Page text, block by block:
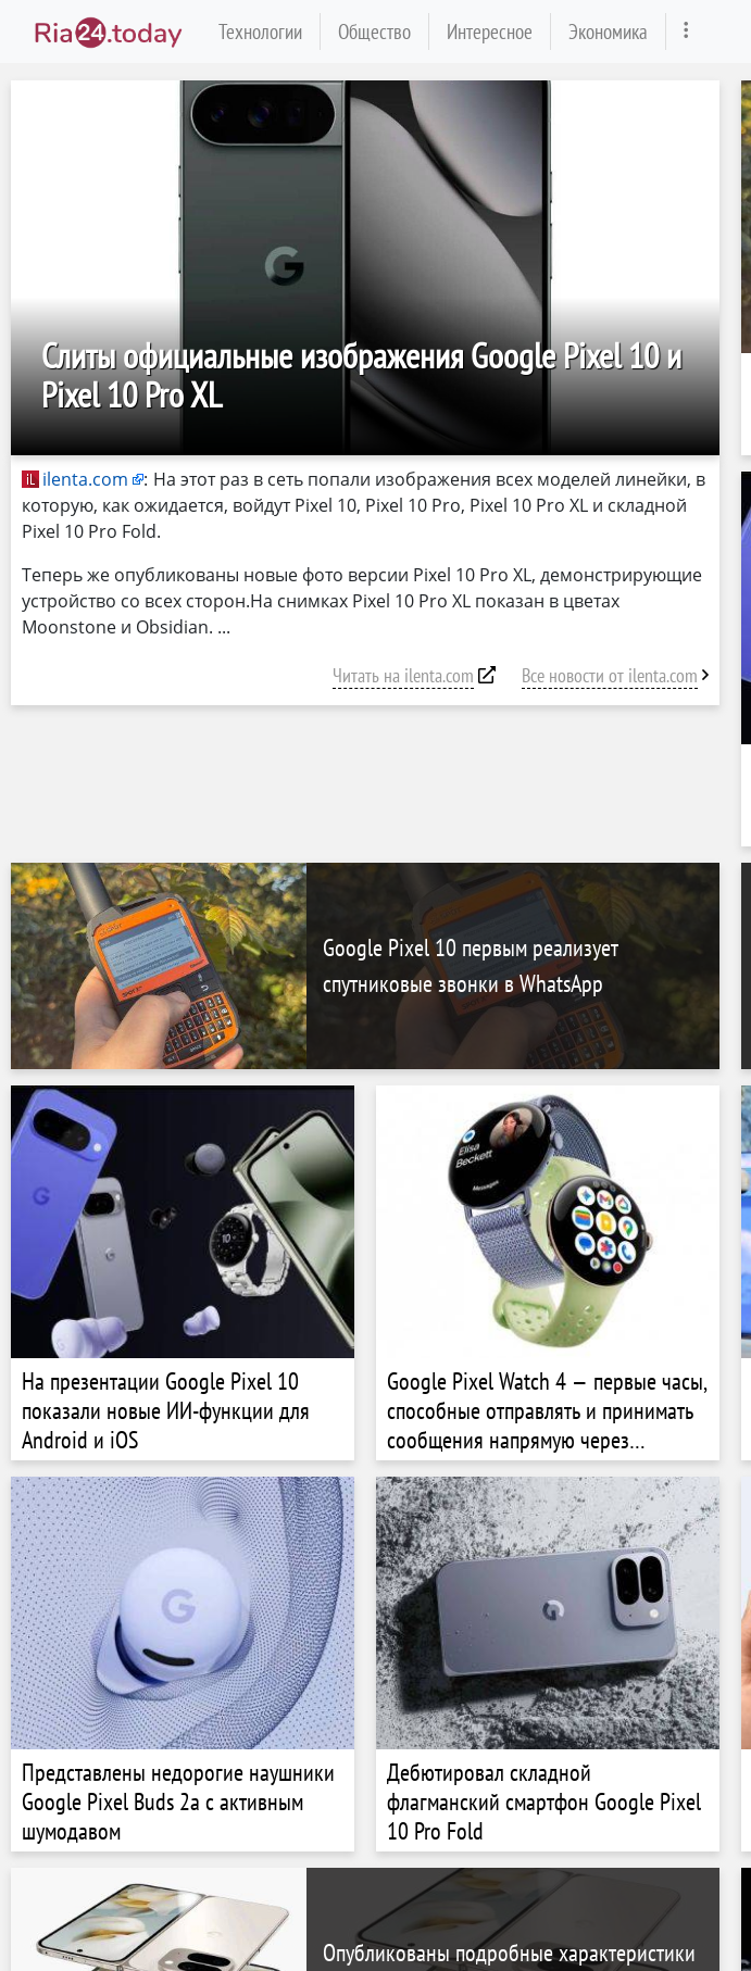
Технологии Общество Интересное Экономика
Слиты официальные изображения Google Pixel 10 и
Pixel 10 Pro XL
ilenta.com : На этот раз в сеть попали изображения всех моделей линейки, в
которую, как ожидается, войдут Pixel 10, Pixel 10 Pro, Pixel 10 Pro XL и складной
Pixel 10 Pro Fold.
Теперь же опубликованы новые фото версии Pixel 10 Pro XL, демонстрирующие
устройство со всех сторон.На снимках Pixel 10 Pro XL показан в цветах
Moonstone и Obsidian.
Читать на ilenta.com Все новости от ilenta.com
Google Pixel 10 первым реализует
спутниковые звонки в WhatsApp
На презентации Google Pixel 10
показали новые ИИ-функции для
Android и iOS
Google Pixel Watch 4 — первые часы,
способные отправлять и принимать
сообщения напрямую через
спутники
Представлены недорогие наушники
Google Pixel Buds 2a с активным
шумодавом
Дебютировал складной
флагманский смартфон Google Pixel
10 Pro Fold
Опубликованы подробные характеристики